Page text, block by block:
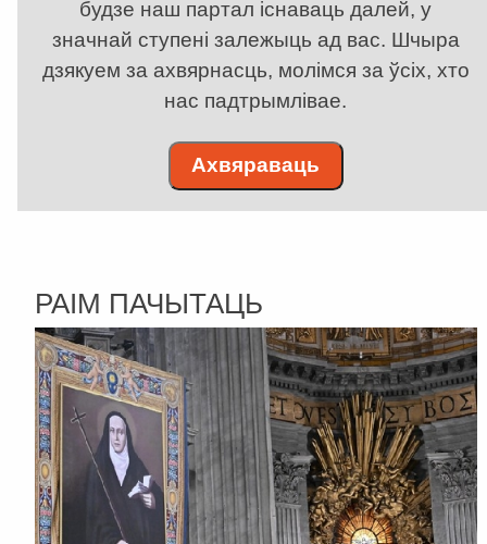
будзе наш партал існаваць далей, у
значнай ступені залежыць ад вас. Шчыра
дзякуем за ахвярнасць, молімся за ўсіх, хто
нас падтрымлівае.
Ахвяраваць
РАІМ ПАЧЫТАЦЬ